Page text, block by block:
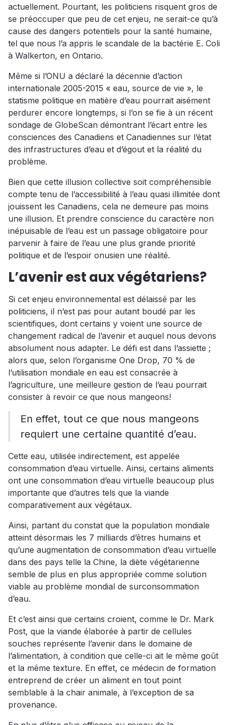
actuellement. Pourtant, les politiciens risquent gros de
se préoccuper que peu de cet enjeu, ne serait-ce qu’à
cause des dangers potentiels pour la santé humaine,
tel que nous l’a appris le scandale de la bactérie E. Coli
à Walkerton, en Ontario.
Même si l’ONU a déclaré la décennie d’action
internationale 2005-2015 « eau, source de vie », le
statisme politique en matière d’eau pourrait aisément
perdurer encore longtemps, si l’on se fie à un récent
sondage de GlobeScan démontrant l’écart entre les
consciences des Canadiens et Canadiennes sur l’état
des infrastructures d’eau et d’égout et la réalité du
problème.
Bien que cette illusion collective soit compréhensible
compte tenu de l’accessibilité à l’eau quasi illimitée dont
jouissent les Canadiens, cela ne demeure pas moins
une illusion. Et prendre conscience du caractère non
inépuisable de l’eau est un passage obligatoire pour
parvenir à faire de l’eau une plus grande priorité
politique et de l’espoir onusien une réalité.
L’avenir est aux végétariens?
Si cet enjeu environnemental est délaissé par les
politiciens, il n’est pas pour autant boudé par les
scientifiques, dont certains y voient une source de
changement radical de l’avenir et auquel nous devons
absolument nous adapter. Le défi est dans l’assiette ;
alors que, selon l’organisme One Drop, 70 % de
l’utilisation mondiale en eau est consacrée à
l’agriculture, une meilleure gestion de l’eau pourrait
consister à revoir ce que nous mangeons!
En effet, tout ce que nous mangeons
requiert une certaine quantité d’eau.
Cette eau, utilisée indirectement, est appelée
consommation d’eau virtuelle. Ainsi, certains aliments
ont une consommation d’eau virtuelle beaucoup plus
importante que d’autres tels que la viande
comparativement aux végétaux.
Ainsi, partant du constat que la population mondiale
atteint désormais les 7 milliards d’êtres humains et
qu’une augmentation de consommation d’eau virtuelle
dans des pays telle la Chine, la diète végétarienne
semble de plus en plus appropriée comme solution
viable au problème mondial de surconsommation
d’eau.
Et c’est ainsi que certains croient, comme le Dr. Mark
Post, que la viande élaborée à partir de cellules
souches représente l’avenir dans le domaine de
l’alimentation, à condition que celle-ci ait le même goût
et la même texture. En effet, ce médecin de formation
entreprend de créer un aliment en tout point
semblable à la chair animale, à l’exception de sa
provenance.